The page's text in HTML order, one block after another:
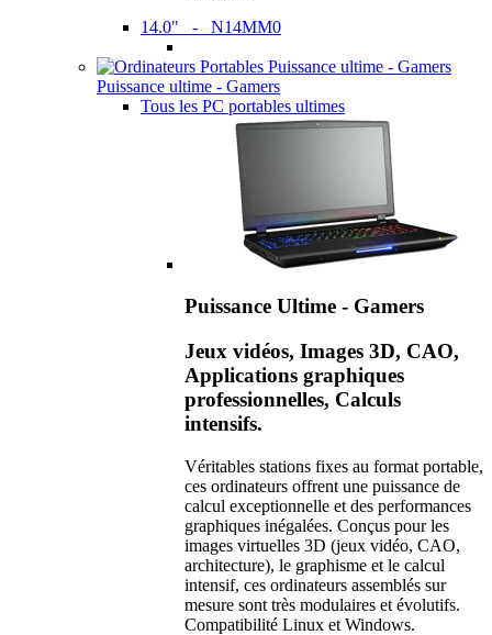
14.0" - N14MM0
Puissance ultime - Gamers
Tous les PC portables ultimes
Puissance Ultime - Gamers
Jeux vidéos, Images 3D, CAO,
Applications graphiques
professionnelles, Calculs
intensifs.
Véritables stations fixes au format portable,
ces ordinateurs offrent une puissance de
calcul exceptionnelle et des performances
graphiques inégalées. Conçus pour les
images virtuelles 3D (jeux vidéo, CAO,
architecture), le graphisme et le calcul
intensif, ces ordinateurs assemblés sur
mesure sont très modulaires et évolutifs.
Compatibilité Linux et Windows.